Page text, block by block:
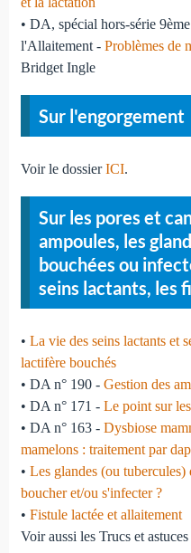
• DA, spécial hors-série
l'Allaitement - Problèmes de
Bridget Ingle
Sur l'engorgement
Voir le dossierICI.
Sur les pores et
ampoules, les
bouchées ou
seins lactants, les
• La vie des seins lactants et
lactifère bouchés
• DA n° 190 - Gestion des
• DA n° 171 - Le point sur
• DA n° 163 - Dysbiose
mamelons : traitement par
• Les glandes (ou
boucher et/ou s'infecter ?
• Fistule lactée et allaitement
Voir aussi les Trucs et